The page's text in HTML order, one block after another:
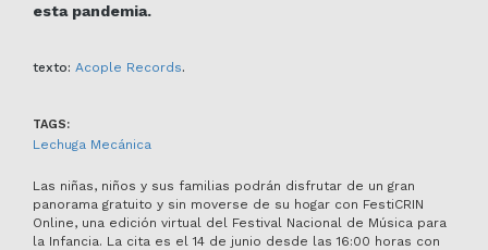
esta pandemia.
texto: Acople Records.
TAGS:
Lechuga Mecánica
Las niñas, niños y sus familias podrán disfrutar de un gran
panorama gratuito y sin moverse de su hogar con FestiCRIN
Online, una edición virtual del Festival Nacional de Música para
la Infancia. La cita es el 14 de junio desde las 16:00 horas con